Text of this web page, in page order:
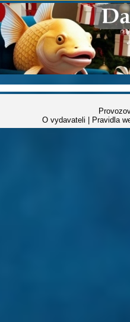
O vydavateli
Pravidla